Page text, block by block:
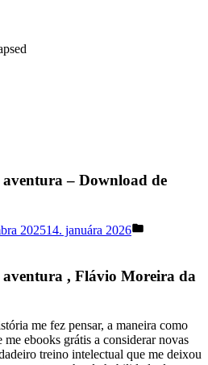
aventura – Download de
202514. januára 2026
aventura , Flávio Moreira da
me fez pensar, a maneira como
me ebooks grátis a considerar novas
treino intelectual que me deixou